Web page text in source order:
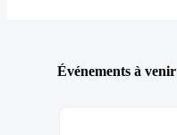
Événements à venir